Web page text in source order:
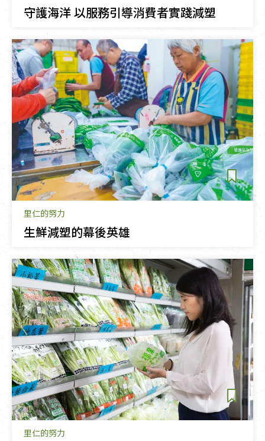
守護海洋 以服務引導消費者實踐減塑
里仁的努力
生鮮減塑的幕後英雄
里仁的努力